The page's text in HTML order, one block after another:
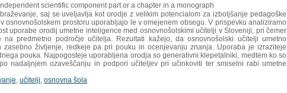
independent scientific component part or a chapter in a monograph
saj se uveljavlja kot orodje z velikim potencialom za izboljšanje pedagoške
osnovnošolskem prostoru uporabljajo le v omejenem obsegu. V prispevku analiziramo
uporabe orodij umetne inteligence med osnovnošolskimi učitelji v Sloveniji, pri čemer
predmetno področje učitelja. Rezultati kažejo, da osnovnošolski učitelji umetno
življenje, redkeje pa pri pouku in ocenjevanju znanja. Uporaba je izraziteje
pouka. Najpogosteje uporabljena orodja so generativni klepetalniki, medtem ko so
nadaljnjem ozaveščanju in podpori učiteljev pri učinkoviti ter smiselni rabi umetne
učitelji osnovna šola